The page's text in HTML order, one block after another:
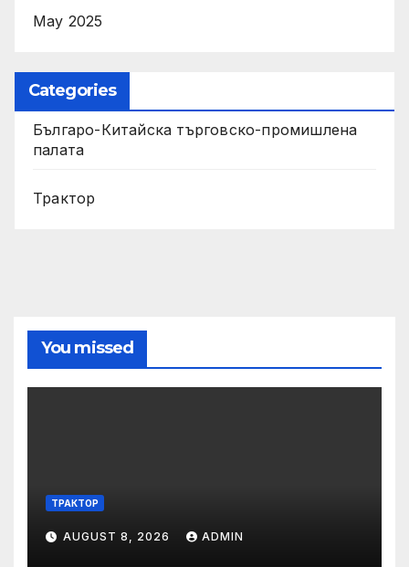
May 2025
Categories
Българо-Китайска търговско-промишлена
палата
Трактор
You missed
ТРАКТОР
AUGUST 8, 2026 ADMIN